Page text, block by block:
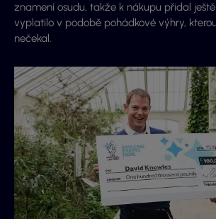
znamení osudu, takže k nákupu přidal ještě
vyplatilo v podobě pohádkové výhry,
nečekal.